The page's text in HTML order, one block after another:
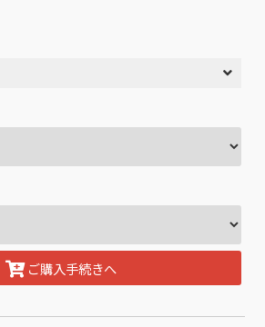
ご購入手続きへ